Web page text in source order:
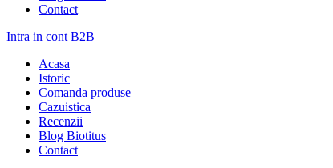
Contact
Intra in cont B2B
Acasa
Istoric
Comanda produse
Cazuistica
Recenzii
Blog Biotitus
Contact